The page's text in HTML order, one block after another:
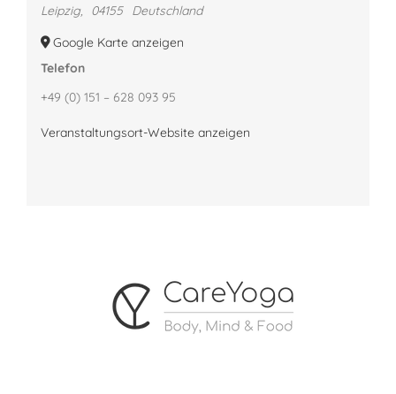
Leipzig, 04155
Deutschland
Google Karte anzeigen
Telefon
+49 (0) 151 – 628 093 95
Veranstaltungsort-Website anzeigen